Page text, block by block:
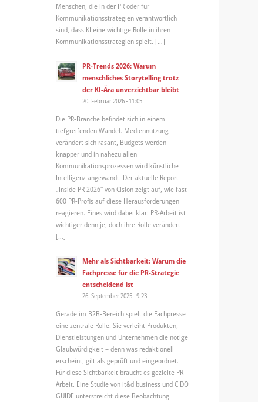
Menschen, die in der PR oder für
Kommunikationsstrategien verantwortlich
sind, dass KI eine wichtige Rolle in ihren
Kommunikationsstrategien spielt. […]
PR-Trends 2026: Warum
menschliches Storytelling trotz
der KI-Ära unverzichtbar bleibt
20. Februar 2026 - 11:05
Die PR-Branche befindet sich in einem
tiefgreifenden Wandel. Mediennutzung
verändert sich rasant, Budgets werden
knapper und in nahezu allen
Kommunikationsprozessen wird künstliche
Intelligenz angewandt. Der aktuelle Report
„Inside PR 2026“ von Cision zeigt auf, wie fast
600 PR-Profis auf diese Herausforderungen
reagieren. Eines wird dabei klar: PR-Arbeit ist
wichtiger denn je, doch ihre Rolle verändert
[…]
Mehr als Sichtbarkeit: Warum die
Fachpresse für die PR-Strategie
entscheidend ist
26. September 2025 - 9:23
Gerade im B2B-Bereich spielt die Fachpresse
eine zentrale Rolle. Sie verleiht Produkten,
Dienstleistungen und Unternehmen die nötige
Glaubwürdigkeit – denn was redaktionell
erscheint, gilt als geprüft und eingeordnet.
Für diese Sichtbarkeit braucht es gezielte PR-
Arbeit. Eine Studie von it&d business und CIDO
GUIDE unterstreicht diese Beobachtung.